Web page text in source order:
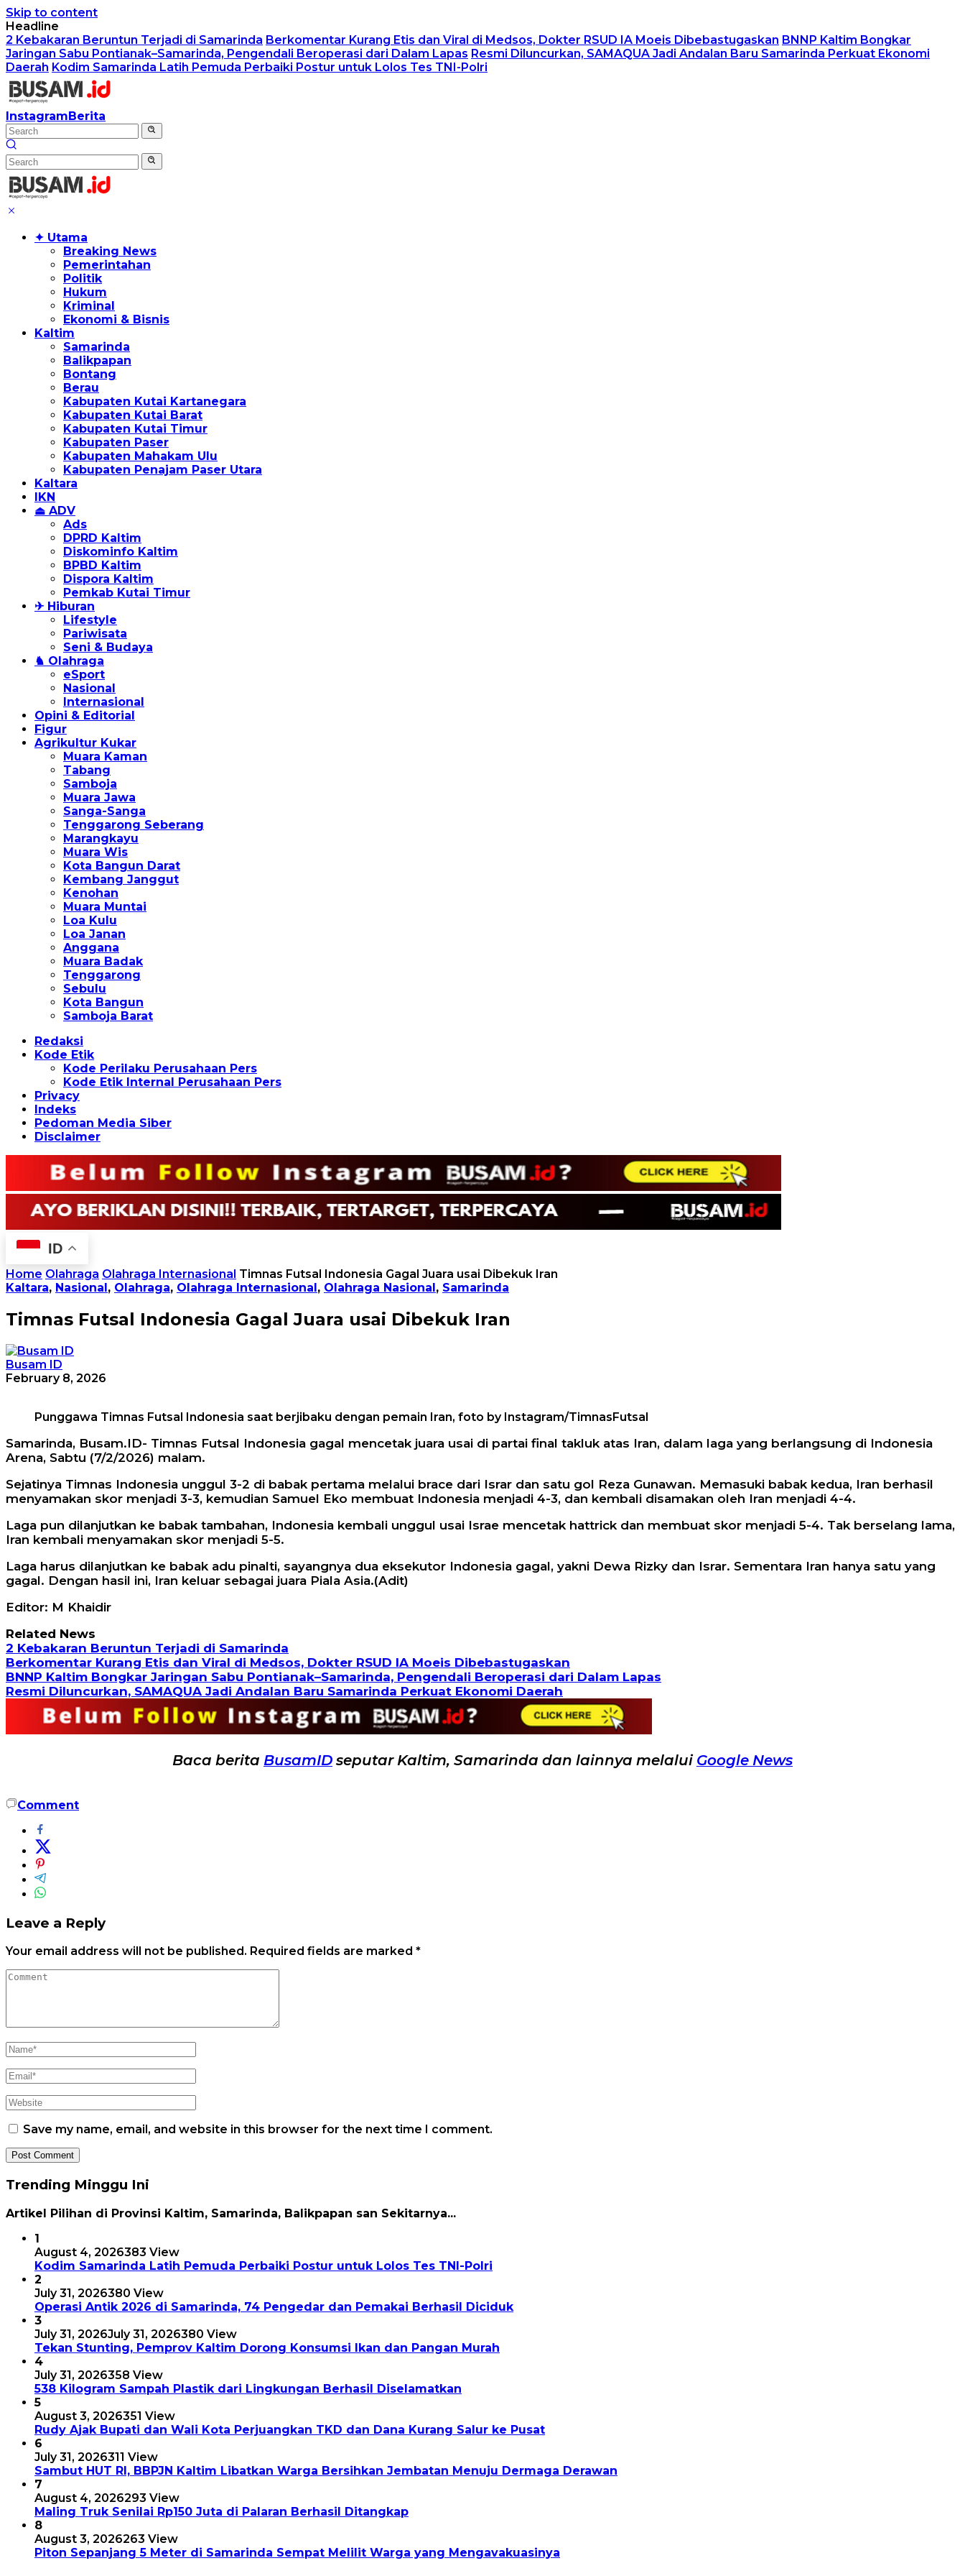
Skip to content
Headline
2 Kebakaran Beruntun Terjadi di Samarinda Berkomentar Kurang Etis dan Viral di Medsos, Dokter RSUD IA Moeis Dibebastugaskan BNNP Kaltim Bongkar
Jaringan Sabu Pontianak–Samarinda, Pengendali Beroperasi dari Dalam Lapas Resmi Diluncurkan, SAMAQUA Jadi Andalan Baru Samarinda Perkuat Ekonomi
Daerah Kodim Samarinda Latih Pemuda Perbaiki Postur untuk Lolos Tes TNI-Polri
InstagramBerita
✦ Utama
Breaking News
Pemerintahan
Politik
Hukum
Kriminal
Ekonomi & Bisnis
Kaltim
Samarinda
Balikpapan
Bontang
Berau
Kabupaten Kutai Kartanegara
Kabupaten Kutai Barat
Kabupaten Kutai Timur
Kabupaten Paser
Kabupaten Mahakam Ulu
Kabupaten Penajam Paser Utara
Kaltara
IKN
⏏ ADV
Ads
DPRD Kaltim
Diskominfo Kaltim
BPBD Kaltim
Dispora Kaltim
Pemkab Kutai Timur
✈ Hiburan
Lifestyle
Pariwisata
Seni & Budaya
♞ Olahraga
eSport
Nasional
Internasional
Opini & Editorial
Figur
Agrikultur Kukar
Muara Kaman
Tabang
Samboja
Muara Jawa
Sanga-Sanga
Tenggarong Seberang
Marangkayu
Muara Wis
Kota Bangun Darat
Kembang Janggut
Kenohan
Muara Muntai
Loa Kulu
Loa Janan
Anggana
Muara Badak
Tenggarong
Sebulu
Kota Bangun
Samboja Barat
Redaksi
Kode Etik
Kode Perilaku Perusahaan Pers
Kode Etik Internal Perusahaan Pers
Privacy
Indeks
Pedoman Media Siber
Disclaimer
ID
Home Olahraga Olahraga Internasional Timnas Futsal Indonesia Gagal Juara usai Dibekuk Iran
Kaltara, Nasional , Olahraga, Olahraga Internasional , Olahraga Nasional , Samarinda
Timnas Futsal Indonesia Gagal Juara usai Dibekuk Iran
Busam ID
February 8, 2026
Punggawa Timnas Futsal Indonesia saat berjibaku dengan pemain Iran, foto by Instagram/TimnasFutsal
Samarinda, Busam.ID- Timnas Futsal Indonesia gagal mencetak juara usai di partai final takluk atas Iran, dalam laga yang berlangsung di Indonesia
Arena, Sabtu (7/2/2026) malam.
Sejatinya Timnas Indonesia unggul 3-2 di babak pertama melalui brace dari Israr dan satu gol Reza Gunawan. Memasuki babak kedua, Iran berhasil
menyamakan skor menjadi 3-3, kemudian Samuel Eko membuat Indonesia menjadi 4-3, dan kembali disamakan oleh Iran menjadi 4-4.
Laga pun dilanjutkan ke babak tambahan, Indonesia kembali unggul usai Israe mencetak hattrick dan membuat skor menjadi 5-4. Tak berselang lama,
Iran kembali menyamakan skor menjadi 5-5.
Laga harus dilanjutkan ke babak adu pinalti, sayangnya dua eksekutor Indonesia gagal, yakni Dewa Rizky dan Israr. Sementara Iran hanya satu yang
gagal. Dengan hasil ini, Iran keluar sebagai juara Piala Asia.(Adit)
Editor: M Khaidir
Related News
2 Kebakaran Beruntun Terjadi di Samarinda
Berkomentar Kurang Etis dan Viral di Medsos, Dokter RSUD IA Moeis Dibebastugaskan
BNNP Kaltim Bongkar Jaringan Sabu Pontianak–Samarinda, Pengendali Beroperasi dari Dalam Lapas
Resmi Diluncurkan, SAMAQUA Jadi Andalan Baru Samarinda Perkuat Ekonomi Daerah
Baca berita BusamIDseputar Kaltim, Samarinda dan lainnya melalui Google News
Comment
Leave a Reply
Your email address will not be published. Required fields are marked *
Save my name, email, and website in this browser for the next time I comment.
Trending Minggu Ini
Artikel Pilihan di Provinsi Kaltim, Samarinda, Balikpapan san Sekitarnya...
1
August 4, 2026383 View
Kodim Samarinda Latih Pemuda Perbaiki Postur untuk Lolos Tes TNI-Polri
2
July 31, 2026380 View
Operasi Antik 2026 di Samarinda, 74 Pengedar dan Pemakai Berhasil Diciduk
3
July 31, 2026July 31, 2026380 View
Tekan Stunting, Pemprov Kaltim Dorong Konsumsi Ikan dan Pangan Murah
4
July 31, 2026358 View
538 Kilogram Sampah Plastik dari Lingkungan Berhasil Diselamatkan
5
August 3, 2026351 View
Rudy Ajak Bupati dan Wali Kota Perjuangkan TKD dan Dana Kurang Salur ke Pusat
6
July 31, 2026311 View
Sambut HUT RI, BBPJN Kaltim Libatkan Warga Bersihkan Jembatan Menuju Dermaga Derawan
7
August 4, 2026293 View
Maling Truk Senilai Rp150 Juta di Palaran Berhasil Ditangkap
8
August 3, 2026263 View
Piton Sepanjang 5 Meter di Samarinda Sempat Melilit Warga yang Mengavakuasinya